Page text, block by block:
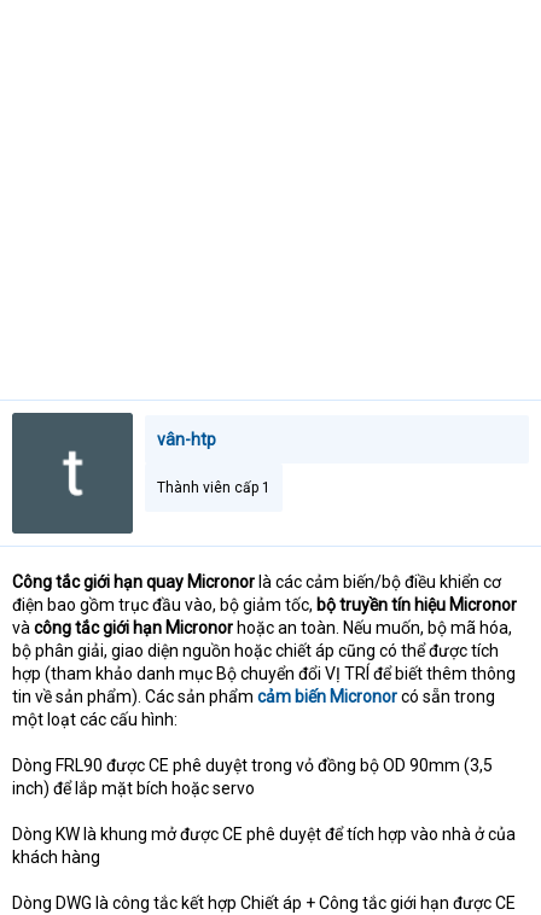
vân-htp
Thành viên cấp 1
Công tắc giới hạn quay Micronor là các cảm biến/bộ điều khiển cơ
điện bao gồm trục đầu vào, bộ giảm tốc, bộ truyền tín hiệu Micronor
vàcông tắc giới hạn Micronor hoặc an toàn. Nếu muốn, bộ mã hóa,
bộ phân giải, giao diện nguồn hoặc chiết áp cũng có thể được tích
hợp (tham khảo danh mục Bộ chuyển đổi VỊ TRÍ để biết thêm thông
tin về sản phẩm). Các sản phẩm cảm biến Micronorcó sẵn trong
một loạt các cấu hình:
Dòng FRL90 được CE phê duyệt trong vỏ đồng bộ OD 90mm (3,5
inch) để lắp mặt bích hoặc servo
Dòng KW là khung mở được CE phê duyệt để tích hợp vào nhà ở của
khách hàng
Dòng DWG là công tắc kết hợp Chiết áp + Công tắc giới hạn được CE